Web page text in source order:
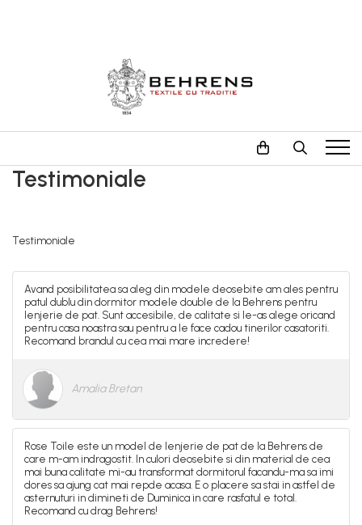
Behrens Be Collection
Heritage Collection
Fete de Perna
The Pure Linen Company
Testimoniale
Testimoniale
Avand posibilitatea sa aleg din modele deosebite am ales pentru
patul dublu din dormitor modele double de la Behrens pentru
lenjerie de pat. Sunt accesibile, de calitate si le-as alege oricand
pentru casa noastra sau pentru a le face cadou tinerilor casatoriti.
Recomand brandul cu cea mai mare incredere!
Amalia Bretan
Rose Toile este un model de lenjerie de pat de la Behrens de
care m-am indragostit. In culori deosebite si din material de cea
mai buna calitate mi-au transformat dormitorul facandu-ma sa imi
dores sa ajung cat mai repde acasa. E o placere sa stai in astfel de
asternuturi in dimineti de Duminica in care rasfatul e total.
Recomand cu drag Behrens!